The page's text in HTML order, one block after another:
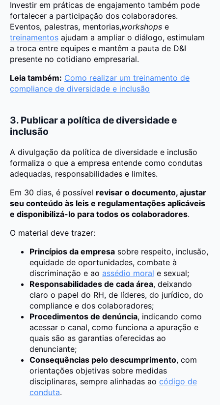
Investir em práticas de engajamento também pode
fortalecer a participação dos colaboradores.
Eventos, palestras, mentorias,workshops e
treinamentos ajudam a ampliar o diálogo, estimulam
a troca entre equipes e mantêm a pauta de D&I
presente no cotidiano empresarial.
Leia também: Como realizar um treinamento de
compliance de diversidade e inclusão
3. Publicar a política de diversidade e
inclusão
A divulgação da política de diversidade e inclusão
formaliza o que a empresa entende como condutas
adequadas, responsabilidades e limites.
Em 30 dias, é possível revisar o documento, ajustar
seu conteúdo às leis e regulamentações aplicáveis
e disponibilizá-lo para todos os colaboradores.
O material deve trazer:
Princípios da empresa sobre respeito, inclusão,
equidade de oportunidades, combate à
discriminação e ao assédio moral e sexual;
Responsabilidades de cada área, deixando
claro o papel do RH, de líderes, do jurídico, do
compliance e dos colaboradores;
Procedimentos de denúncia, indicando como
acessar o canal, como funciona a apuração e
quais são as garantias oferecidas ao
denunciante;
Consequências pelo descumprimento, com
orientações objetivas sobre medidas
disciplinares, sempre alinhadas ao código de
conduta.